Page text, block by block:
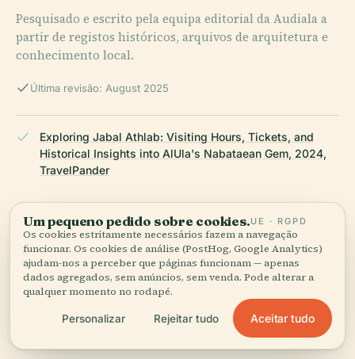
Pesquisado e escrito pela equipa editorial da Audiala a
partir de registos históricos, arquivos de arquitetura e
conhecimento local.
Última revisão: August 2025
Exploring Jabal Athlab: Visiting Hours, Tickets, and
Historical Insights into AlUla's Nabataean Gem, 2024,
TravelPander
Visiting Al Diwan at Jabal Ithlib: Hours, Tickets, and
Historical Insights in AlUla, 2024, Madain Project )
Visiting the Diwan of Jebel Athleb: Hours, Tickets, and
Exploring Al-Ula’s Historic Gem, 2024, Leaders MENA
Um pequeno pedido sobre cookies.UE · RGPD
Os cookies estritamente necessários fazem a navegação
funcionar. Os cookies de análise (PostHog, Google Analytics)
ajudam-nos a perceber que páginas funcionam — apenas
dados agregados, sem anúncios, sem venda. Pode alterar a
qualquer momento no rodapé.
Personalizar Rejeitar tudo Aceitar tudo